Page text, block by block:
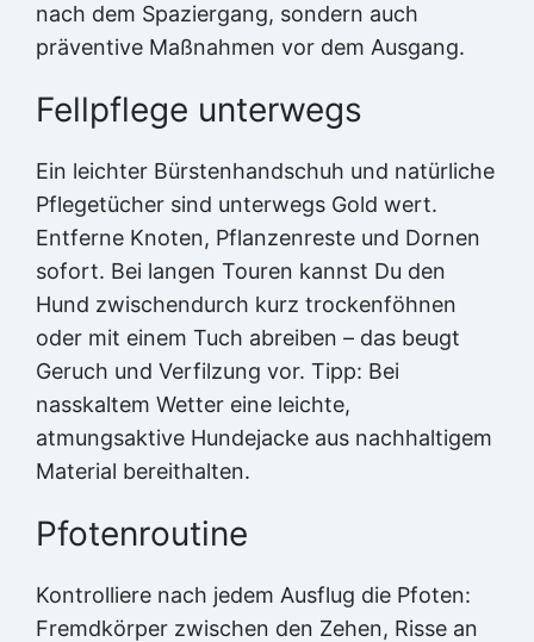
nach dem Spaziergang, sondern auch
präventive Maßnahmen vor dem Ausgang.
Fellpflege unterwegs
Ein leichter Bürstenhandschuh und natürliche
Pflegetücher sind unterwegs Gold wert.
Entferne Knoten, Pflanzenreste und Dornen
sofort. Bei langen Touren kannst Du den
Hund zwischendurch kurz trockenföhnen
oder mit einem Tuch abreiben – das beugt
Geruch und Verfilzung vor. Tipp: Bei
nasskaltem Wetter eine leichte,
atmungsaktive Hundejacke aus nachhaltigem
Material bereithalten.
Pfotenroutine
Kontrolliere nach jedem Ausflug die Pfoten:
Fremdkörper zwischen den Zehen, Risse an